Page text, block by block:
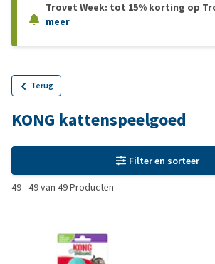
Trovet Week: tot 15% korting op
meer
Terug
KONG kattenspeelgoed
Filter en sorteer
49-49van 49Producten